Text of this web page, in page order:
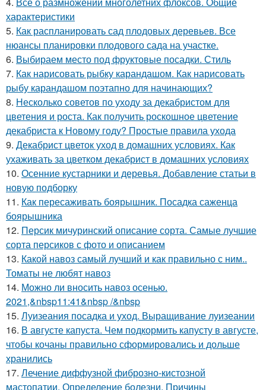
характеристики
5. Как распланировать сад плодовых деревьев. Все
нюансы планировки плодового сада на участке.
6. Выбираем место под фруктовые посадки. Стиль
7. Как нарисовать рыбку карандашом. Как нарисовать
рыбу карандашом поэтапно для начинающих?
8. Несколько советов по уходу за декабристом для
цветения и роста. Как получить роскошное цветение
декабриста к Новому году? Простые правила ухода
9. Декабрист цветок уход в домашних условиях. Как
ухаживать за цветком декабрист в домашних условиях
10. Осенние кустарники и деревья. Добавление статьи в
новую подборку
11. Как пересаживать боярышник. Посадка саженца
боярышника
12. Персик мичуринский описание сорта. Самые лучшие
сорта персиков с фото и описанием
13. Какой навоз самый лучший и как правильно с ним..
Томаты не любят навоз
14. Можно ли вносить навоз осенью.
2021,&nbsp11:41&nbsp /&nbsp
15. Луизеания посадка и уход. Выращивание луизеании
16. В августе капуста. Чем подкормить капусту в августе,
чтобы кочаны правильно сформировались и дольше
хранились
17. Лечение диффузной фиброзно-кистозной
мастопатии. Определение болезни. Причины